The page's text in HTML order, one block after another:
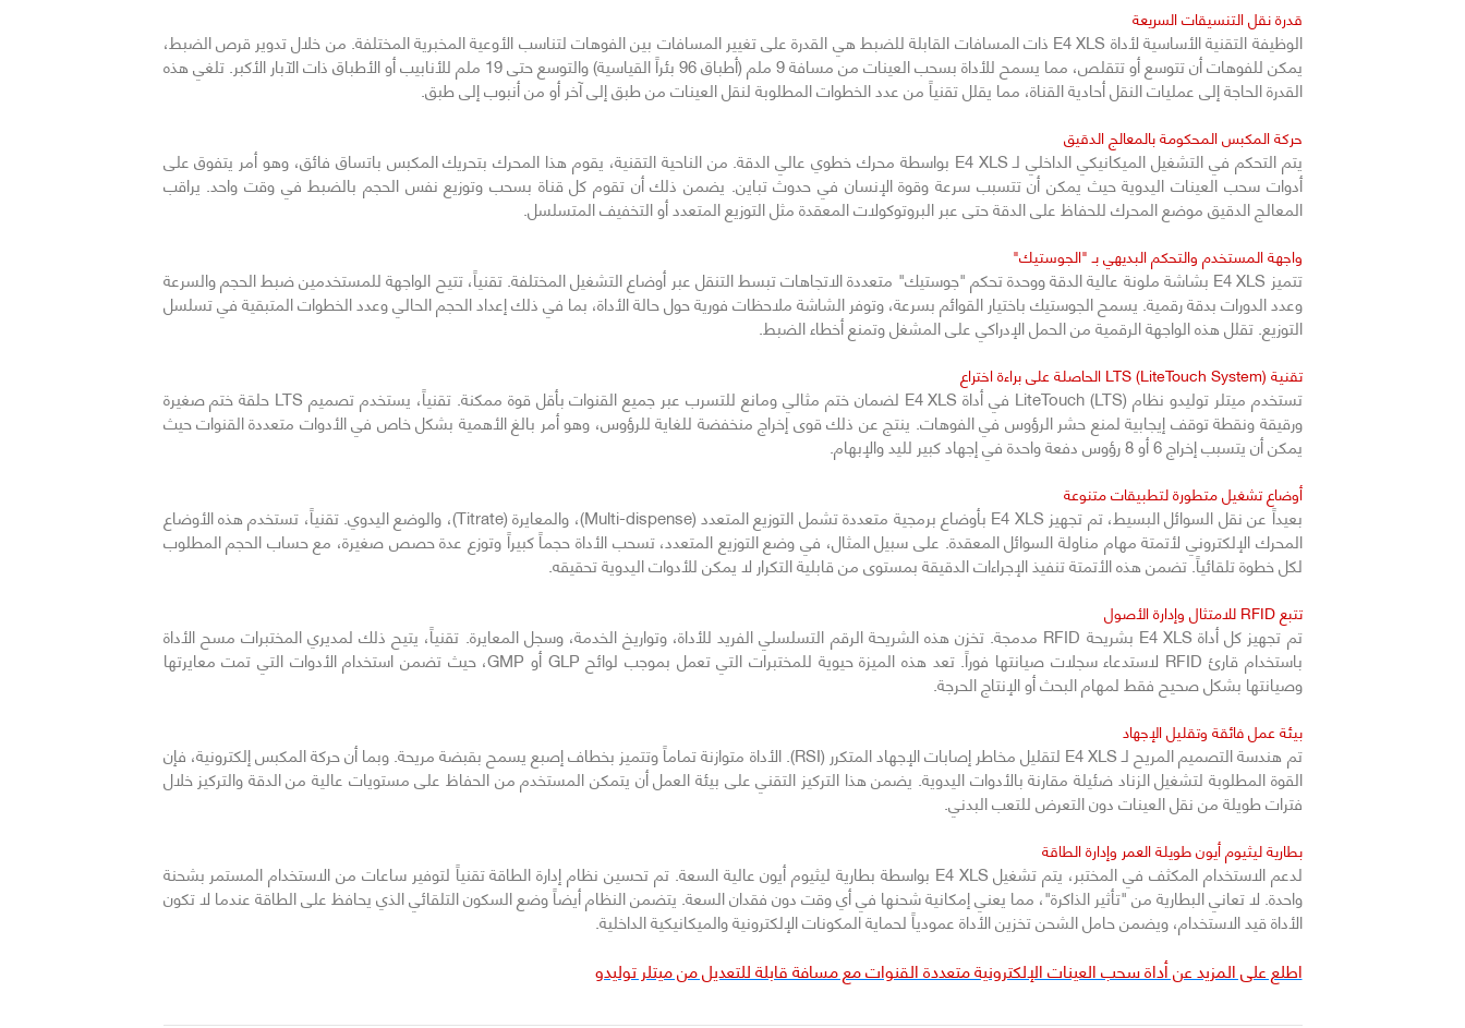
قدرة نقل التنسيقات السريعة
الوظيفة التقنية الأساسية لأداة E4 XLS ذات المسافات القابلة للضبط هي القدرة على تغيير المسافات بين الفوهات لتناسب الأوعية المخبرية المختلفة. من خلال تدوير قرص الضبط،
يمكن للفوهات أن تتوسع أو تتقلص، مما يسمح للأداة بسحب العينات من مسافة 9 ملم (أطباق 96 بئراً القياسية) والتوسع حتى 19 ملم للأنابيب أو الأطباق ذات الآبار الأكبر. تلغي هذه
القدرة الحاجة إلى عمليات النقل أحادية القناة، مما يقلل تقنياً من عدد الخطوات المطلوبة لنقل العينات من طبق إلى آخر أو من أنبوب إلى طبق.
حركة المكبس المحكومة بالمعالج الدقيق
يتم التحكم في التشغيل الميكانيكي الداخلي لـ E4 XLS بواسطة محرك خطوي عالي الدقة. من الناحية التقنية، يقوم هذا المحرك بتحريك المكبس باتساق فائق، وهو أمر يتفوق على
أدوات سحب العينات اليدوية حيث يمكن أن تتسبب سرعة وقوة الإنسان في حدوث تباين. يضمن ذلك أن تقوم كل قناة بسحب وتوزيع نفس الحجم بالضبط في وقت واحد. يراقب
المعالج الدقيق موضع المحرك للحفاظ على الدقة حتى عبر البروتوكولات المعقدة مثل التوزيع المتعدد أو التخفيف المتسلسل.
واجهة المستخدم والتحكم البديهي بـ "الجوستيك"
تتميز E4 XLS بشاشة ملونة عالية الدقة ووحدة تحكم "جوستيك" متعددة الاتجاهات تبسط التنقل عبر أوضاع التشغيل المختلفة. تقنياً، تتيح الواجهة للمستخدمين ضبط الحجم والسرعة
وعدد الدورات بدقة رقمية. يسمح الجوستيك باختيار القوائم بسرعة، وتوفر الشاشة ملاحظات فورية حول حالة الأداة، بما في ذلك إعداد الحجم الحالي وعدد الخطوات المتبقية في تسلسل
التوزيع. تقلل هذه الواجهة الرقمية من الحمل الإدراكي على المشغل وتمنع أخطاء الضبط.
تقنية LTS (LiteTouch System) الحاصلة على براءة اختراع
تستخدم ميتلر توليدو نظام LiteTouch (LTS) في أداة E4 XLS لضمان ختم مثالي ومانع للتسرب عبر جميع القنوات بأقل قوة ممكنة. تقنياً، يستخدم تصميم LTS حلقة ختم صغيرة
ورقيقة ونقطة توقف إيجابية لمنع حشر الرؤوس في الفوهات. ينتج عن ذلك قوى إخراج منخفضة للغاية للرؤوس، وهو أمر بالغ الأهمية بشكل خاص في الأدوات متعددة القنوات حيث
يمكن أن يتسبب إخراج 6 أو 8 رؤوس دفعة واحدة في إجهاد كبير لليد والإبهام.
أوضاع تشغيل متطورة لتطبيقات متنوعة
بعيداً عن نقل السوائل البسيط، تم تجهيز E4 XLS بأوضاع برمجية متعددة تشمل التوزيع المتعدد (Multi-dispense)، والمعايرة (Titrate)، والوضع اليدوي. تقنياً، تستخدم هذه الأوضاع
المحرك الإلكتروني لأتمتة مهام مناولة السوائل المعقدة. على سبيل المثال، في وضع التوزيع المتعدد، تسحب الأداة حجماً كبيراً وتوزع عدة حصص صغيرة، مع حساب الحجم المطلوب
لكل خطوة تلقائياً. تضمن هذه الأتمتة تنفيذ الإجراءات الدقيقة بمستوى من قابلية التكرار لا يمكن للأدوات اليدوية تحقيقه.
تتبع RFID للامتثال وإدارة الأصول
تم تجهيز كل أداة E4 XLS بشريحة RFID مدمجة. تخزن هذه الشريحة الرقم التسلسلي الفريد للأداة، وتواريخ الخدمة، وسجل المعايرة. تقنياً، يتيح ذلك لمديري المختبرات مسح الأداة
باستخدام قارئ RFID لاستدعاء سجلات صيانتها فوراً. تعد هذه الميزة حيوية للمختبرات التي تعمل بموجب لوائح GLP أو GMP، حيث تضمن استخدام الأدوات التي تمت معايرتها
وصيانتها بشكل صحيح فقط لمهام البحث أو الإنتاج الحرجة.
بيئة عمل فائقة وتقليل الإجهاد
تم هندسة التصميم المريح لـ E4 XLS لتقليل مخاطر إصابات الإجهاد المتكرر (RSI). الأداة متوازنة تماماً وتتميز بخطاف إصبع يسمح بقبضة مريحة. وبما أن حركة المكبس إلكترونية، فإن
القوة المطلوبة لتشغيل الزناد ضئيلة مقارنة بالأدوات اليدوية. يضمن هذا التركيز التقني على بيئة العمل أن يتمكن المستخدم من الحفاظ على مستويات عالية من الدقة والتركيز خلال
فترات طويلة من نقل العينات دون التعرض للتعب البدني.
بطارية ليثيوم أيون طويلة العمر وإدارة الطاقة
لدعم الاستخدام المكثف في المختبر، يتم تشغيل E4 XLS بواسطة بطارية ليثيوم أيون عالية السعة. تم تحسين نظام إدارة الطاقة تقنياً لتوفير ساعات من الاستخدام المستمر بشحنة
واحدة. لا تعاني البطارية من "تأثير الذاكرة"، مما يعني إمكانية شحنها في أي وقت دون فقدان السعة. يتضمن النظام أيضاً وضع السكون التلقائي الذي يحافظ على الطاقة عندما لا تكون
الأداة قيد الاستخدام، ويضمن حامل الشحن تخزين الأداة عمودياً لحماية المكونات الإلكترونية والميكانيكية الداخلية.
اطلع على المزيد عن أداة سحب العينات الإلكترونية متعددة القنوات مع مسافة قابلة للتعديل من ميتلر توليدو